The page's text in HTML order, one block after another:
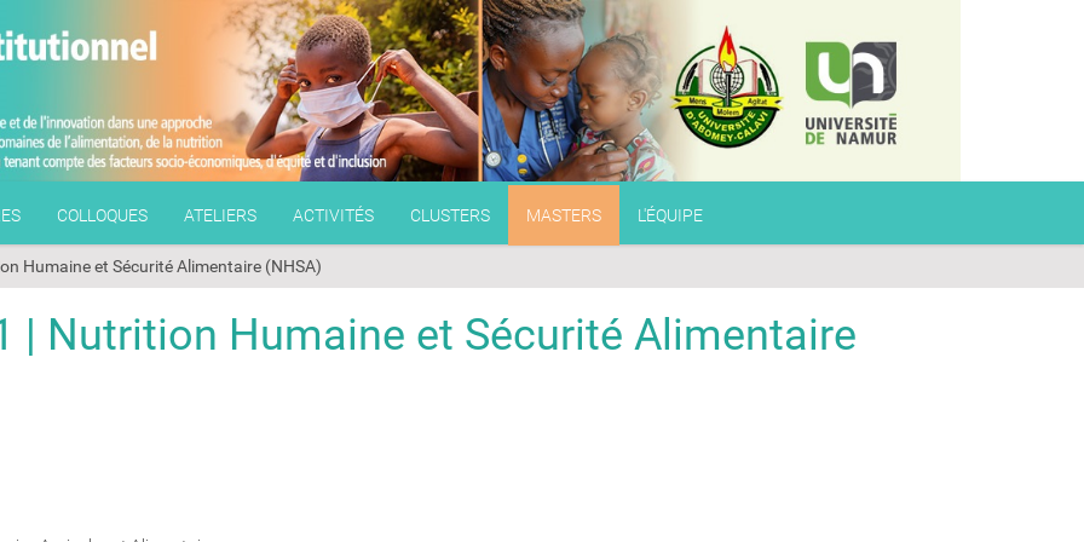
COLLOQUES ATELIERS ACTIVITÉS CLUSTERS MASTERS L'ÉQUIPE
Humaine et Sécurité Alimentaire (NHSA)
| Nutrition Humaine et Sécurité Alimentaire